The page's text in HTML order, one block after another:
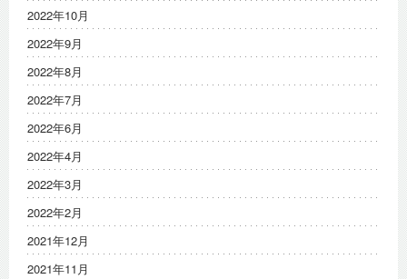
2022年10月
2022年9月
2022年8月
2022年7月
2022年6月
2022年4月
2022年3月
2022年2月
2021年12月
2021年11月